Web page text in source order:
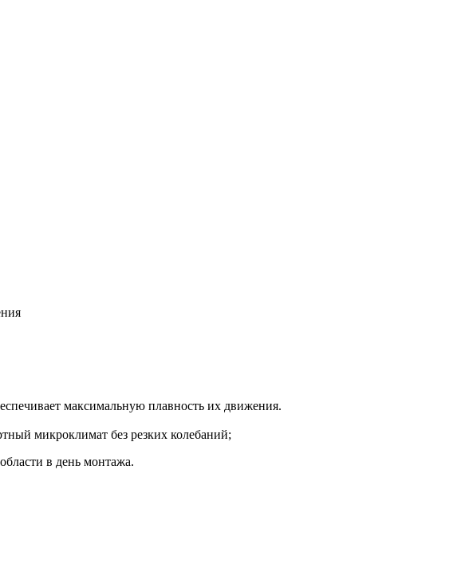
максимальную плавность их движения.
микроклимат без резких колебаний;
в день монтажа.